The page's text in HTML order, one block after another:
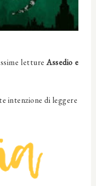
lettureAssedio e
intenzione di leggere